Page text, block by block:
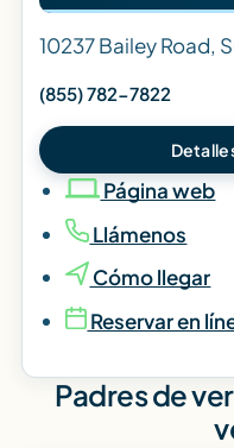
10237 Bailey Road,
(855) 782-7822
Página web
Llámenos
Cómo llegar
Reservar en
Padres de